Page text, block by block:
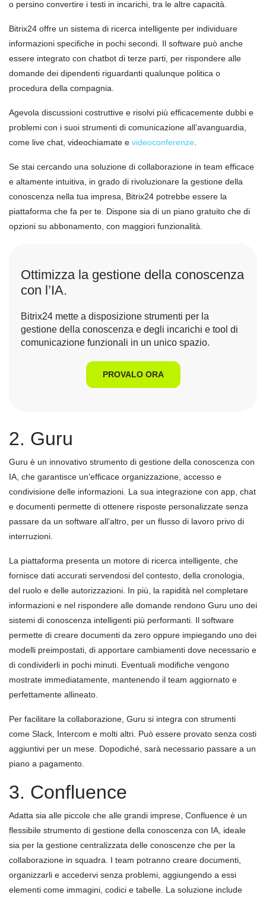
o persino convertire i testi in incarichi, tra le altre capacità.
Bitrix24 offre un sistema di ricerca intelligente per individuare
informazioni specifiche in pochi secondi. Il software può anche
essere integrato con chatbot di terze parti, per rispondere alle
domande dei dipendenti riguardanti qualunque politica o
procedura della compagnia.
Agevola discussioni costruttive e risolvi più efficacemente dubbi e
problemi con i suoi strumenti di comunicazione all’avanguardia,
come live chat, videochiamate e videoconferenze
Se stai cercando una soluzione di collaborazione in team efficace
e altamente intuitiva, in grado di rivoluzionare la gestione della
conoscenza nella tua impresa, Bitrix24 potrebbe essere la
piattaforma che fa per te. Dispone sia di un piano gratuito che di
opzioni su abbonamento, con maggiori funzionalità.
Ottimizza la gestione della conoscenza
con l’IA.
Bitrix24 mette a disposizione strumenti per la
gestione della conoscenza e degli incarichi e tool di
comunicazione funzionali in un unico spazio.
PROVALO ORA
2. Guru
Guru è un innovativo strumento di gestione della conoscenza con
IA, che garantisce un’efficace organizzazione, accesso e
condivisione delle informazioni. La sua integrazione con app, chat
e documenti permette di ottenere risposte personalizzate senza
passare da un software all’altro, per un flusso di lavoro privo di
interruzioni.
La piattaforma presenta un motore di ricerca intelligente, che
fornisce dati accurati servendosi del contesto, della cronologia,
del ruolo e delle autorizzazioni. In più, la rapidità nel completare
informazioni e nel rispondere alle domande rendono Guru uno dei
sistemi di conoscenza intelligenti più performanti. Il software
permette di creare documenti da zero oppure impiegando uno dei
modelli preimpostati, di apportare cambiamenti dove necessario e
di condividerli in pochi minuti. Eventuali modifiche vengono
mostrate immediatamente, mantenendo il team aggiornato e
perfettamente allineato.
Per facilitare la collaborazione, Guru si integra con strumenti
come Slack, Intercom e molti altri. Può essere provato senza costi
aggiuntivi per un mese. Dopodiché, sarà necessario passare a un
piano a pagamento.
3. Confluence
Adatta sia alle piccole che alle grandi imprese, Confluence è un
flessibile strumento di gestione della conoscenza con IA, ideale
sia per la gestione centralizzata delle conoscenze che per la
collaborazione in squadra. I team potranno creare documenti,
organizzarli e accedervi senza problemi, aggiungendo a essi
elementi come immagini, codici e tabelle. La soluzione include